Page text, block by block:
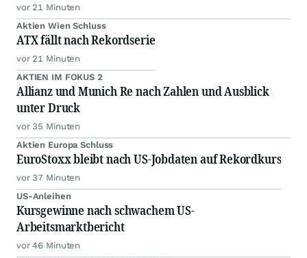
vor 21 Minuten
Aktien Wien Schluss
ATX fällt nach Rekordserie
vor 21 Minuten
AKTIEN IM FOKUS 2
Allianz und Munich Re nach Zahlen und Ausblick
unter Druck
vor 35 Minuten
Aktien Europa Schluss
EuroStoxx bleibt nach US-Jobdaten auf Rekordkurs
vor 37 Minuten
US-Anleihen
Kursgewinne nach schwachem US-
Arbeitsmarktbericht
vor 46 Minuten